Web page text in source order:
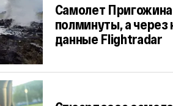
Самолет
полминуты, а через
данные Flightradar